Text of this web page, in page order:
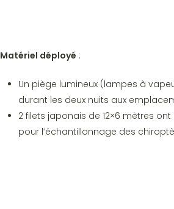
Matériel déployé :
Un piège lumineux (lampes à
durant les deux nuits aux
2 filets japonais de 12×6 mètres
pour l’échantillonnage des